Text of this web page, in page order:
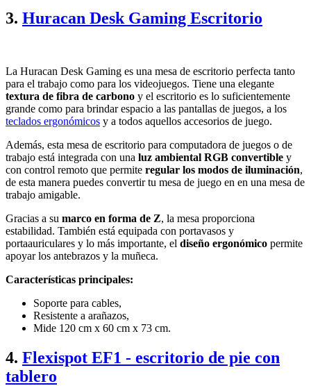
3. Huracan Desk Gaming Escritorio
La Huracan Desk Gaming es una mesa de escritorio perfecta tanto
para el trabajo como para los videojuegos. Tiene una elegante
textura de fibra de carbono y el escritorio es lo suficientemente
grande como para brindar espacio a las pantallas de juegos, a los
teclados ergonómicos y a todos aquellos accesorios de juego.
Además, esta mesa de escritorio para computadora de juegos o de
trabajo está integrada con una luz ambiental RGB convertible y
con control remoto que permite regular los modos de iluminación,
de esta manera puedes convertir tu mesa de juego en en una mesa de
trabajo amigable.
Gracias a su marco en forma de Z, la mesa proporciona
estabilidad. También está equipada con portavasos y
portaauriculares y lo más importante, el diseño ergonómico permite
apoyar los antebrazos y la muñeca.
Características principales:
Soporte para cables,
Resistente a arañazos,
Mide 120 cm x 60 cm x 73 cm.
4. Flexispot EF1 - escritorio de pie con
tablero